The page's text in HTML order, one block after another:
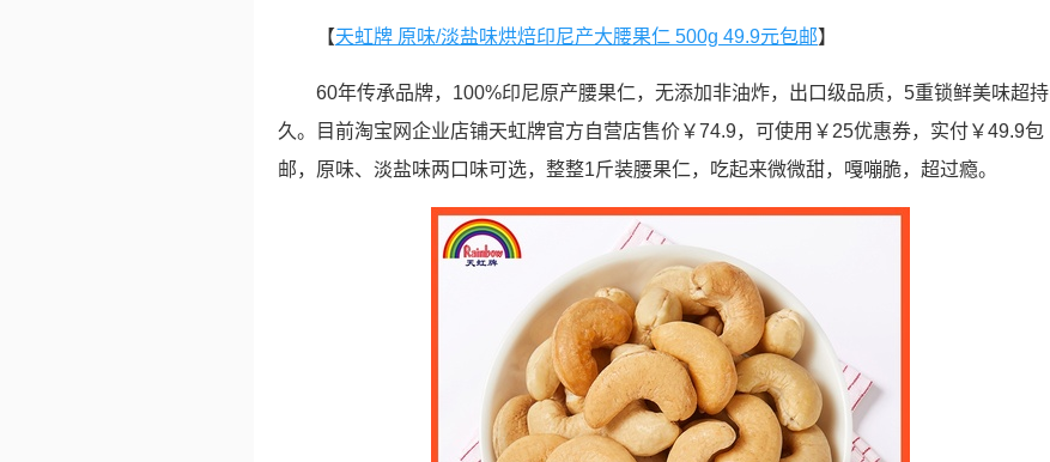
【天虹牌 原味/淡盐味烘焙印尼产大腰果仁 500g 49.9元包邮】
60年传承品牌，100%印尼原产腰果仁，无添加非油炸，出口级品质，5重锁鲜美味超持
久。目前淘宝网企业店铺天虹牌官方自营店售价￥74.9，可使用￥25优惠券，实付￥49.9包
邮，原味、淡盐味两口味可选，整整1斤装腰果仁，吃起来微微甜，嘎嘣脆，超过瘾。